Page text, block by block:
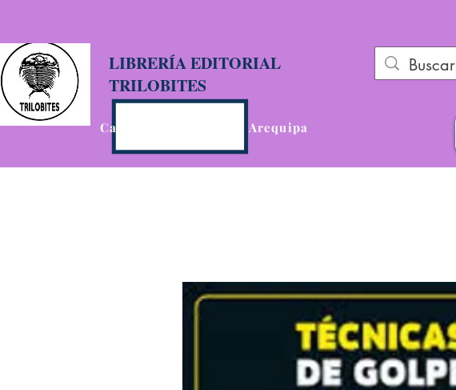
LIBRERÍA EDITORIAL
TRILOBITES
Calle San Agustín 201, Arequipa